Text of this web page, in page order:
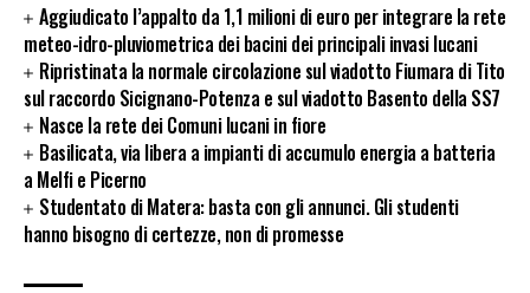
Aggiudicato l’appalto da 1,1 milioni di euro per integrare la rete
meteo-idro-pluviometrica dei bacini dei principali invasi lucani
Ripristinata la normale circolazione sul viadotto Fiumara di Tito
sul raccordo Sicignano-Potenza e sul viadotto Basento della SS7
Nasce la rete dei Comuni lucani in fiore
Basilicata, via libera a impianti di accumulo energia a batteria
a Melfi e Picerno
Studentato di Matera: basta con gli annunci. Gli studenti
hanno bisogno di certezze, non di promesse